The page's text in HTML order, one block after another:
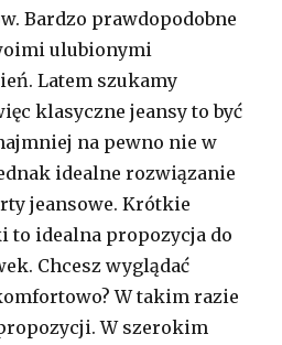
Bardzo prawdopodobne
ulubionymi
Latem szukamy
klasyczne jeansy to być
na pewno nie w
idealne rozwiązanie
jeansowe. Krótkie
to idealna propozycja do
Chcesz wyglądać
W takim razie
W szerokim